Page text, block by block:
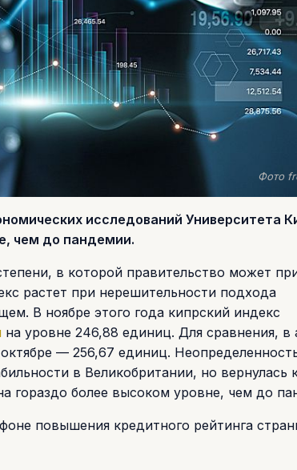
Фото
исследований Университета
чем до пандемии.
в которой правительство может
растет при нерешительности подхода
В ноябре этого года кипрский индекс
на уровне 246,88 единиц. Для сравнения, в
— 256,67 единиц.
в Великобритании, но вернулась
гораздо более высоком уровне, чем до
повышения кредитного рейтинга